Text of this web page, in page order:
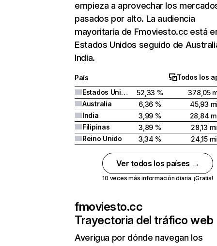
empieza a aprovechar los
pasados por alto. La audiencia
mayoritaria de Fmoviesto.cc está
Estados Unidos seguido de
India.
País
Todos los
Estados Unidos
52,33 %
378,05
Australia
6,36 %
45,93
India
3,99 %
28,84
Filipinas
3,89 %
28,13
Reino Unido
3,34 % 24,15
Ver todos los países →
10 veces más información diaria. ¡Gratis!
fmoviesto.cc
Trayectoria del tráfico web
Averigua por dónde navegan los